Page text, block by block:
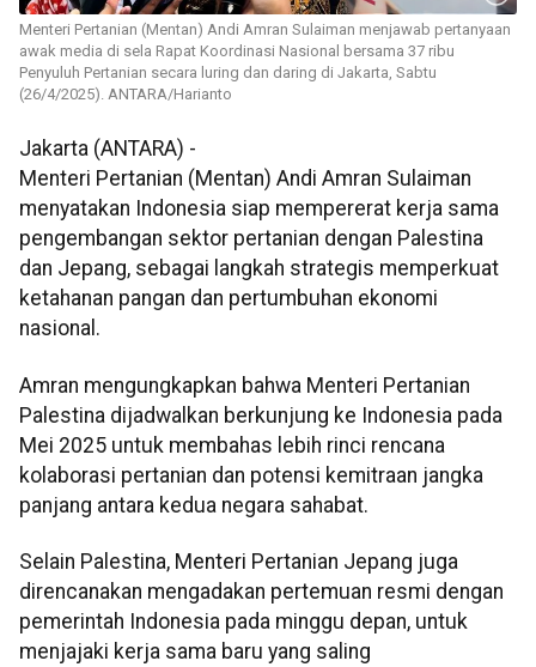
Menteri Pertanian (Mentan) Andi Amran Sulaiman menjawab pertanyaan
awak media di sela Rapat Koordinasi Nasional bersama 37 ribu
Penyuluh Pertanian secara luring dan daring di Jakarta, Sabtu
(26/4/2025). ANTARA/Harianto
Jakarta (ANTARA) -
Menteri Pertanian (Mentan) Andi Amran Sulaiman
menyatakan Indonesia siap mempererat kerja sama
pengembangan sektor pertanian dengan Palestina
dan Jepang, sebagai langkah strategis memperkuat
ketahanan pangan dan pertumbuhan ekonomi
nasional.
Amran mengungkapkan bahwa Menteri Pertanian
Palestina dijadwalkan berkunjung ke Indonesia pada
Mei 2025 untuk membahas lebih rinci rencana
kolaborasi pertanian dan potensi kemitraan jangka
panjang antara kedua negara sahabat.
Selain Palestina, Menteri Pertanian Jepang juga
direncanakan mengadakan pertemuan resmi dengan
pemerintah Indonesia pada minggu depan, untuk
menjajaki kerja sama baru yang saling